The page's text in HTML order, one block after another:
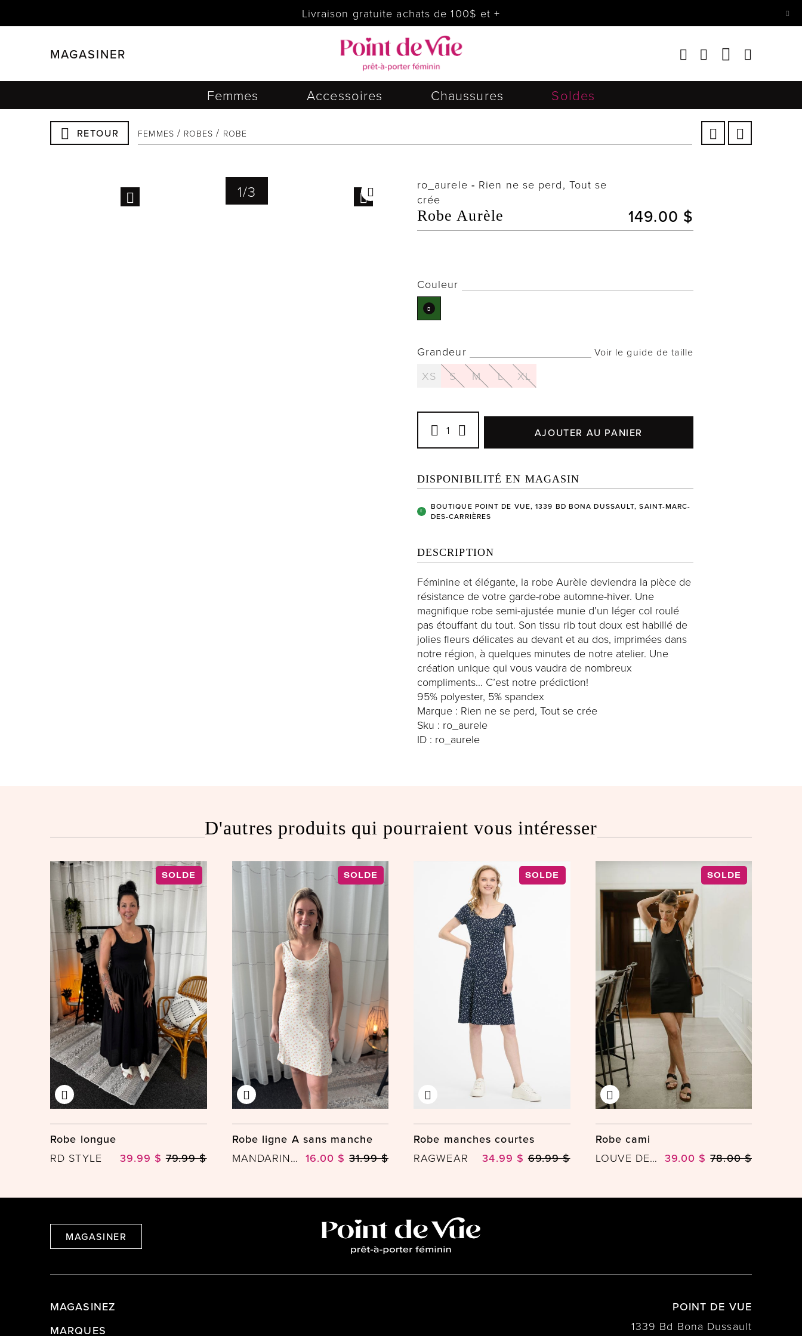
Livraison gratuite achats de 100$ et +
MAGASINER
FILTRER
Femmes Accessoires Chaussures Soldes
RETOUR FEMMES ROBES ROBE
1/3 ro_aurele - Rien ne se perd, Tout se
crée
Robe Aurèle 149.00 $
Couleur
Grandeur Voir le guide de taille
XS S M L XL
AJOUTER AU PANIER
DISPONIBILITÉ EN MAGASIN
BOUTIQUE POINT DE VUE, 1339 BD BONA DUSSAULT, SAINT-MARC-
DES-CARRIÈRES
DESCRIPTION
Féminine et élégante, la robe Aurèle deviendra la pièce de
résistance de votre garde-robe automne-hiver. Une
magnifique robe semi-ajustée munie d’un léger col roulé
pas étouffant du tout. Son tissu rib tout doux est habillé de
jolies fleurs délicates au devant et au dos, imprimées dans
notre région, à quelques minutes de notre atelier. Une
création unique qui vous vaudra de nombreux
compliments... C’est notre prédiction!
95% polyester, 5% spandex
Marque : Rien ne se perd, Tout se crée
Sku : ro_aurele
ID : ro_aurele
D'autres produits qui pourraient vous intéresser
SOLDE
Robe longue
RD STYLE 39.99 $ 79.99 $
SOLDE
Robe ligne A sans manche
MANDARINE & CO 16.00 $ 31.99 $
SOLDE
Robe manches courtes
RAGWEAR 34.99 $ 69.99 $
SOLDE
Robe cami
LOUVE DESIGN 39.00 $ 78.00 $
MAGASINER
MAGASINEZ
MARQUES
POINT DE VUE
1339 Bd Bona Dussault